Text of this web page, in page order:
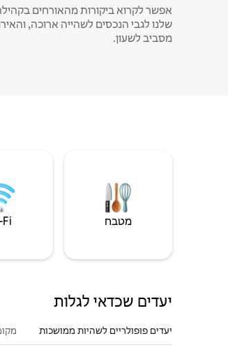
אפשר לקרוא ביקורות מהאורחים
שלנו לגבי הנכסים לשהייה ארוכה,
מסביב לשעון.
מטבח
יעדים שכדאי לגלות
יעדים פופולריים לשהיות ממושכות